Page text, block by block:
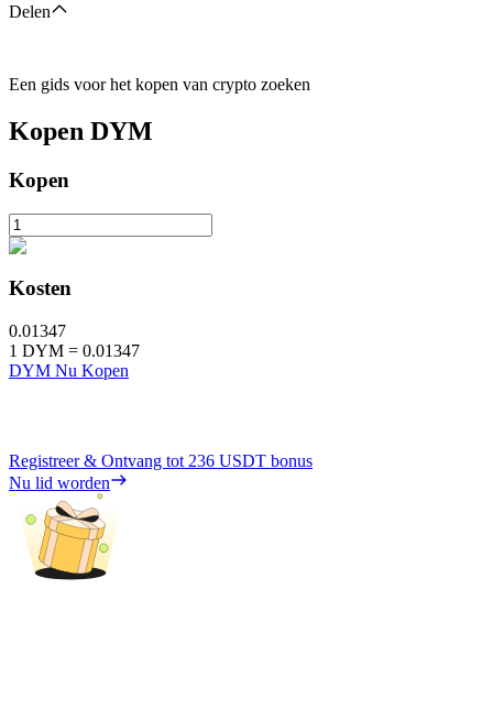
Delen
Een gids voor het kopen van crypto zoeken
Kopen DYM
Kopen
Kosten
0.01347
1 DYM = 0.01347
DYM Nu Kopen
Registreer & Ontvang tot 236 USDT bonus
Nu lid worden